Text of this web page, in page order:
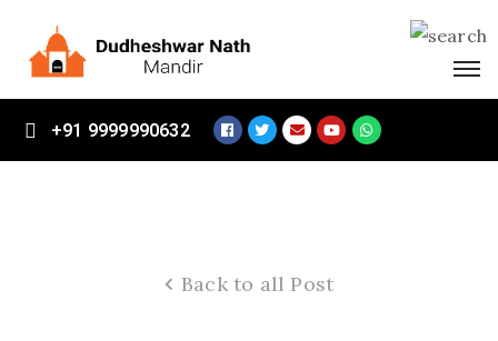
+91 9999990632
Back to all Post